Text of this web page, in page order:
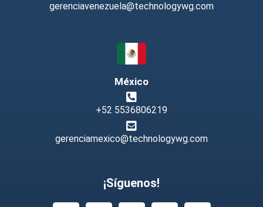
gerenciavenezuela@technologywg.com
México
+52 5536806219
gerenciamexico@technologywg.com
¡Síguenos!